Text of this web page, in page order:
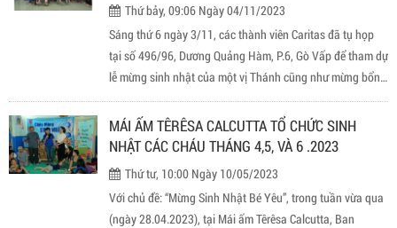
Thứ bảy, 09:06 Ngày 04/11/2023
Sáng thứ 6 ngày 3/11, các thành viên Caritas đã tụ họp
tại số 496/96, Dương Quảng Hàm, P.6, Gò Vấp để tham dự
lễ mừng sinh nhật của một vị Thánh cũng như mừng bổn
mạng của mái ấm Hà Đông đã nhận vị thánh ấy làm quan
thầy. Vị Thánh đã sống cách xa chúng ta tới 4 thế kỉ
nhưng cuộc sống của ngài đã sống vẫn còn rất gần gũi
đức: nhẫn nại – hãm mình – vâng lời – đặc biệt là lòng
mến Chúa yêu người.
MÁI ẤM TÊRÊSA CALCUTTA TỔ CHỨC SINH
NHẬT CÁC CHÁU THÁNG 4,5, VÀ 6 .2023
Thứ tư, 10:00 Ngày 10/05/2023
Với chủ đề: “Mừng Sinh Nhật Bé Yêu”, trong tuần vừa qua
(ngày 28.04.2023), tại Mái ấm Têrêsa Calcutta, Ban